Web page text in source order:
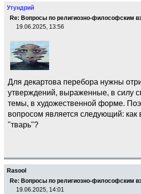
Утундрий
Re: Вопросы по религиозно-философским
19.06.2025, 13:56
Для декартова перебора нужны
утверждений, выраженные, в силу
темы, в художественной форме.
вопросом является следующий: как
"тварь"?
Rasool
Re: Вопросы по религиозно-философским
19.06.2025, 14:01